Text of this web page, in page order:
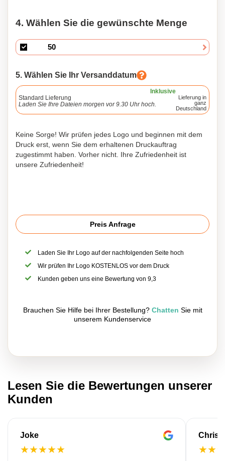
4. Wählen Sie die gewünschte Menge
5. Wählen Sie Ihr Versanddatum
Inklusive
Standard Lieferung
Laden Sie Ihre Dateien morgen vor 9.30 Uhr hoch.
Lieferung in
ganz
Deutschland
Keine Sorge! Wir prüfen jedes Logo und beginnen mit dem
Druck erst, wenn Sie dem erhaltenen Druckauftrag
zugestimmt haben. Vorher nicht. Ihre Zufriedenheit ist
unsere Zufriedenheit!
Preis Anfrage
Laden Sie Ihr Logo auf der nachfolgenden Seite hoch
Wir prüfen Ihr Logo KOSTENLOS vor dem Druck
Kunden geben uns eine Bewertung von 9,3
Brauchen Sie Hilfe bei Ihrer Bestellung? Chatten Sie mit
unserem Kundenservice
Lesen Sie die Bewertungen unserer
Kunden
Joke
★★★★★ ★★